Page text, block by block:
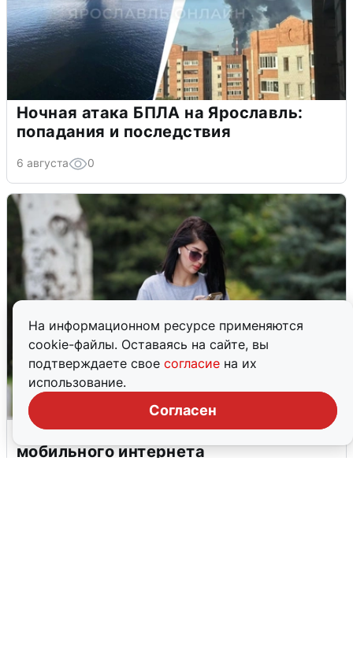
На информационном ресурсе применяются
cookie-файлы. Оставаясь на сайте, вы
подтверждаете свое согласие на их
использование.
Согласен
Ночная атака БПЛА на Ярославль:
попадания и последствия
6 августа 0
Волгоградцы остались без
мобильного интернета